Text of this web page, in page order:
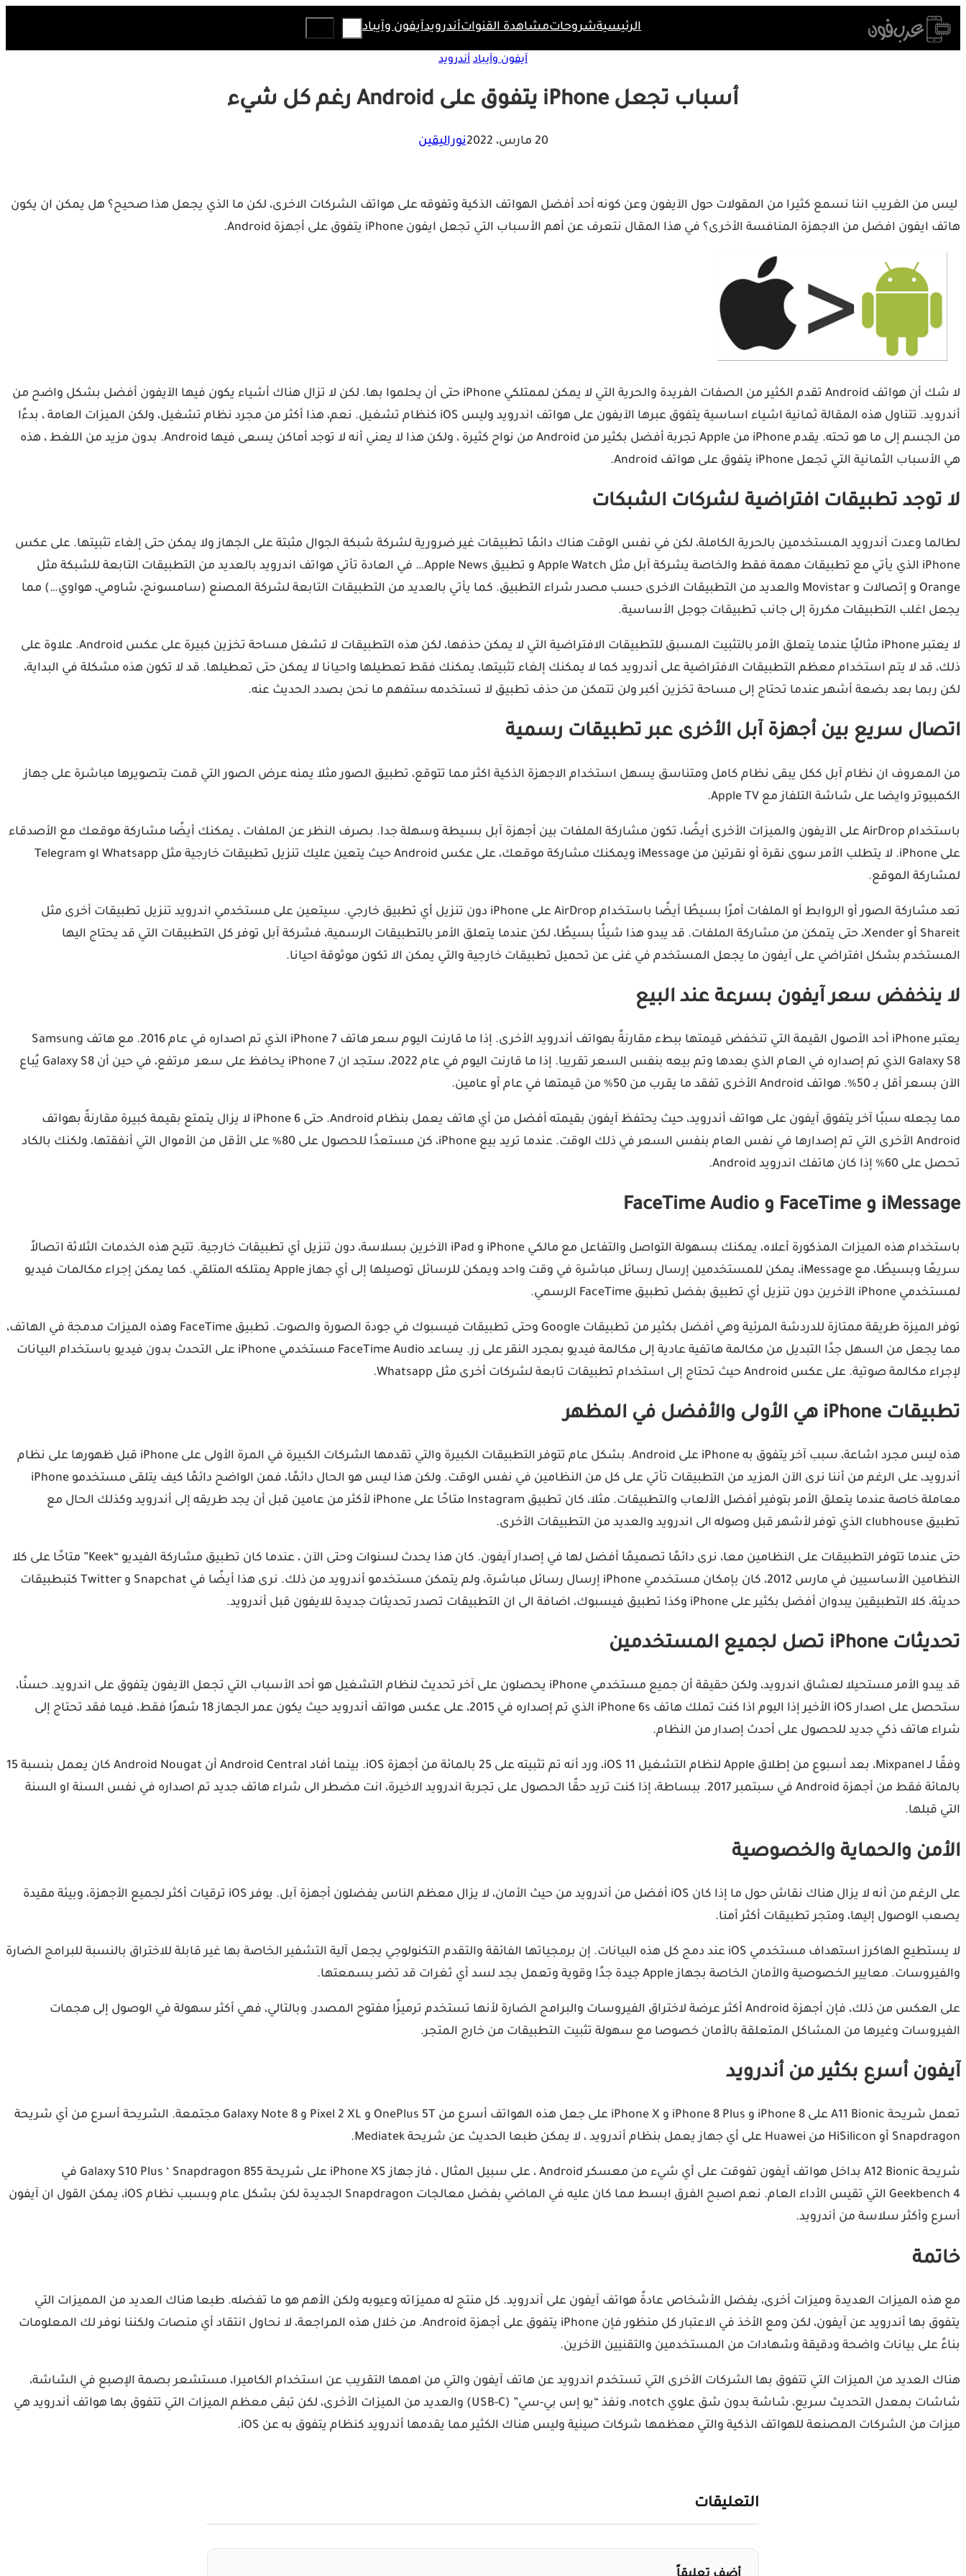
Skip
to
الرئيسيةشروحاتمشاهدة القنواتأندرويدآيفون وآيباد
آيفون وآيباد أندرويد
أسباب تجعل iPhone يتفوق على Android رغم كل شيء
20 مارس، 2022 نوراليقين
ليس من الغريب اننا نسمع كثيرا من المقولات حول الآيفون وعن كونه أحد أفضل الهواتف الذكية وتفوقه على هواتف الشركات الاخرى، لكن ما الذي يجعل هذا صحيح؟ هل يمكن ان يكون
هاتف ايفون افضل من الاجهزة المنافسة الأخرى؟ في هذا المقال نتعرف عن أهم الأسباب التي تجعل ايفون iPhone يتفوق على أجهزة Android.
لا شك أن هواتف Android تقدم الكثير من الصفات الفريدة والحرية التي لا يمكن لممتلكي iPhone حتى أن يحلموا بها. لكن لا تزال هناك أشياء يكون فيها الآيفون أفضل بشكل واضح من
أندرويد. تتناول هذه المقالة ثمانية اشياء اساسية يتفوق عبرها الآيفون على هواتف اندرويد وليس iOS كنظام تشغيل. نعم، هذا أكثر من مجرد نظام تشغيل، ولكن الميزات العامة ، بدءًا
من الجسم إلى ما هو تحته. يقدم iPhone من Apple تجربة أفضل بكثير من Android من نواح كثيرة ، ولكن هذا لا يعني أنه لا توجد أماكن يسعى فيها Android. بدون مزيد من اللغط ، هذه
هي الأسباب الثمانية التي تجعل iPhone يتفوق على هواتف Android.
لا توجد تطبيقات افتراضية لشركات الشبكات
لطالما وعدت أندرويد المستخدمين بالحرية الكاملة، لكن في نفس الوقت هناك دائمًا تطبيقات غير ضرورية لشركة شبكة الجوال مثبتة على الجهاز ولا يمكن حتى إلغاء تثبيتها. على عكس
iPhone الذي يأتي مع تطبيقات مهمة فقط والخاصة يشركة آبل مثل Apple Watch و تطبيق Apple News… في العادة تأتي هواتف اندرويد بالعديد من التطبيقات التابعة للشبكة مثل
Orange و إتصالات و Movistar والعديد من التطبيقات الاخرى حسب مصدر شراء التطبيق. كما يأتي بالعديد من التطبيقات التابعة لشركة المصنع (سامسونج، شاومي، هواوي…) مما
يجعل اغلب التطبيقات مكررة إلى جانب تطبيقات جوجل الأساسية.
لا يعتبر iPhone مثاليًا عندما يتعلق الأمر بالتثبيت المسبق للتطبيقات الافتراضية التي لا يمكن حذفها، لكن هذه التطبيقات لا تشغل مساحة تخزين كبيرة على عكس Android. علاوة على
ذلك، قد لا يتم استخدام معظم التطبيقات الافتراضية على أندرويد كما لا يمكنك إلغاء تثبيتها، يمكنك فقط تعطيلها واحيانا لا يمكن حتى تعطيلها. قد لا تكون هذه مشكلة في البداية،
لكن ربما بعد بضعة أشهر عندما تحتاج إلى مساحة تخزين أكبر ولن تتمكن من حذف تطبيق لا تستخدمه ستفهم ما نحن بصدد الحديث عنه.
اتصال سريع بين أجهزة آبل الأخرى عبر تطبيقات رسمية
من المعروف ان نظام آبل ككل يبقى نظام كامل ومتناسق يسهل استخدام الاجهزة الذكية اكثر مما تتوقع، تطبيق الصور مثلا يمنه عرض الصور التي قمت بتصويرها مباشرة على جهاز
الكمبيوتر وايضا على شاشة التلفاز مع Apple TV.
باستخدام AirDrop على الآيفون والميزات الأخرى أيضًا، تكون مشاركة الملفات بين أجهزة آبل بسيطة وسهلة جدا. بصرف النظر عن الملفات ، يمكنك أيضًا مشاركة موقعك مع الأصدقاء
على iPhone. لا يتطلب الأمر سوى نقرة أو نقرتين من iMessage ويمكنك مشاركة موقعك، على عكس Android حيث يتعين عليك تنزيل تطبيقات خارجية مثل Whatsapp او Telegram
لمشاركة الموقع.
تعد مشاركة الصور أو الروابط أو الملفات أمرًا بسيطًا أيضًا باستخدام AirDrop على iPhone دون تنزيل أي تطبيق خارجي. سيتعين على مستخدمي اندرويد تنزيل تطبيقات أخرى مثل
Shareit أو Xender، حتى يتمكن من مشاركة الملفات. قد يبدو هذا شيئًا بسيطًا، لكن عندما يتعلق الأمر بالتطبيقات الرسمية، فشركة آبل توفر كل التطبيقات التي قد يحتاج اليها
المستخدم بشكل افتراضي على آيفون ما يجعل المستخدم في غنى عن تحميل تطبيقات خارجية والتي يمكن الا تكون موثوقة احيانا.
لا ينخفض سعر آيفون بسرعة عند البيع
يعتبر iPhone أحد الأصول القيمة التي تنخفض قيمتها ببطء مقارنةً بهواتف أندرويد الأخرى. إذا ما قارنت اليوم سعر هاتف iPhone 7 الذي تم اصداره في عام 2016. مع هاتف Samsung
Galaxy S8 الذي تم إصداره في العام الذي بعدها وتم بيعه بنفس السعر تقريبا. إذا ما قارنت اليوم في عام 2022، ستجد ان iPhone 7 يحافظ على سعر مرتفع، في حين أن Galaxy S8 يُباع
الآن بسعر أقل بـ 50٪. هواتف Android الأخرى تفقد ما يقرب من 50٪ من قيمتها في عام أو عامين.
مما يجعله سببًا آخر يتفوق آيفون على هواتف أندرويد، حيث يحتفظ آيفون بقيمته أفضل من أي هاتف يعمل بنظام Android. حتى iPhone 6 لا يزال يتمتع بقيمة كبيرة مقارنةً بهواتف
Android الأخرى التي تم إصدارها في نفس العام بنفس السعر في ذلك الوقت. عندما تريد بيع iPhone، كن مستعدًا للحصول على 80٪ على الأقل من الأموال التي أنفقتها، ولكنك بالكاد
تحصل على 60٪ إذا كان هاتفك اندرويد Android.
iMessage و FaceTime و FaceTime Audio
باستخدام هذه الميزات المذكورة أعلاه، يمكنك بسهولة التواصل والتفاعل مع مالكي iPhone و iPad الآخرين بسلاسة، دون تنزيل أي تطبيقات خارجية. تتيح هذه الخدمات الثلاثة اتصالاً
سريعًا وبسيطًا، مع iMessage، يمكن للمستخدمين إرسال رسائل مباشرة في وقت واحد ويمكن للرسائل توصيلها إلى أي جهاز Apple يمتلكه المتلقي. كما يمكن إجراء مكالمات فيديو
لمستخدمي iPhone الآخرين دون تنزيل أي تطبيق بفضل تطبيق FaceTime الرسمي.
توفر الميزة طريقة ممتازة للدردشة المرئية وهي أفضل بكثير من تطبيقات Google وحتى تطبيقات فيسبوك في جودة الصورة والصوت. تطبيق FaceTime وهذه الميزات مدمجة في الهاتف،
مما يجعل من السهل جدًا التبديل من مكالمة هاتفية عادية إلى مكالمة فيديو بمجرد النقر على زر. يساعد FaceTime Audio مستخدمي iPhone على التحدث بدون فيديو باستخدام البيانات
لإجراء مكالمة صوتية. على عكس Android حيث تحتاج إلى استخدام تطبيقات تابعة لشركات أخرى مثل Whatsapp.
تطبيقات iPhone هي الأولى والأفضل في المظهر
هذه ليس مجرد اشاعة، سبب آخر يتفوق به iPhone على Android. بشكل عام تتوفر التطبيقات الكبيرة والتي تقدمها الشركات الكبيرة في المرة الأولى على iPhone قبل ظهورها على نظام
أندرويد، على الرغم من أننا نرى الآن المزيد من التطبيقات تأتي على كل من النظامين في نفس الوقت. ولكن هذا ليس هو الحال دائمًا، فمن الواضح دائمًا كيف يتلقى مستخدمو iPhone
معاملة خاصة عندما يتعلق الأمر بتوفير أفضل الألعاب والتطبيقات. مثلا، كان تطبيق Instagram متاحًا على iPhone لأكثر من عامين قبل أن يجد طريقه إلى أندرويد وكذلك الحال مع
تطبيق clubhouse الذي توفر لأشهر قبل وصوله الى اندرويد والعديد من التطبيقات الأخرى.
حتى عندما تتوفر التطبيقات على النظامين معا، نرى دائمًا تصميمًا أفضل لها في إصدار آيفون. كان هذا يحدث لسنوات وحتى الآن ، عندما كان تطبيق مشاركة الفيديو “Keek” متاحًا على كلا
النظامين الأساسيين في مارس 2012، كان بإمكان مستخدمي iPhone إرسال رسائل مباشرة، ولم يتمكن مستخدمو أندرويد من ذلك. نرى هذا أيضًا في Snapchat و Twitter كتبطبيقات
حديثة، كلا التطبيقين يبدوان أفضل بكثير على iPhone وكذا تطبيق فيسبوك، اضافة الى ان التطبيقات تصدر تحديثات جديدة للايفون قبل أندرويد.
تحديثات iPhone تصل لجميع المستخدمين
قد يبدو الأمر مستحيلا لعشاق اندرويد، ولكن حقيقة أن جميع مستخدمي iPhone يحصلون على آخر تحديث لنظام التشغيل هو أحد الأسباب التي تجعل الآيفون يتفوق على اندرويد. حسنًا،
ستحصل على اصدار iOS الأخير إذا اليوم اذا كنت تملك هاتف iPhone 6s الذي تم إصداره في 2015، على عكس هواتف أندرويد حيث يكون عمر الجهاز 18 شهرًا فقط، فيما فقد تحتاج إلى
شراء هاتف ذكي جديد للحصول على أحدث إصدار من النظام.
وفقًا لـ Mixpanel، بعد أسبوع من إطلاق Apple لنظام التشغيل iOS 11، ورد أنه تم تثبيته على 25 بالمائة من أجهزة iOS. بينما أفاد Android Central أن Android Nougat كان يعمل بنسبة 15
بالمائة فقط من أجهزة Android في سبتمبر 2017. ببساطة، إذا كنت تريد حقًا الحصول على تجربة اندرويد الاخيرة، انت مضطر الى شراء هاتف جديد تم اصداره في نفس السنة او السنة
التي قبلها.
الأمن والحماية والخصوصية
على الرغم من أنه لا يزال هناك نقاش حول ما إذا كان iOS أفضل من أندرويد من حيث الأمان، لا يزال معظم الناس يفضلون أجهزة آبل. يوفر iOS ترقيات أكثر لجميع الأجهزة، وبيئة مقيدة
يصعب الوصول إليها، ومتجر تطبيقات أكثر أمنا.
لا يستطيع الهاكرز استهداف مستخدمي iOS عند دمج كل هذه البيانات. إن برمجياتها الفائقة والتقدم التكنولوجي يجعل آلية التشفير الخاصة بها غير قابلة للاختراق بالنسبة للبرامج الضارة
والفيروسات. معايير الخصوصية والأمان الخاصة بجهاز Apple جيدة جدًا وقوية وتعمل بجد لسد أي ثغرات قد تضر بسمعتها.
على العكس من ذلك، فإن أجهزة Android أكثر عرضة لاختراق الفيروسات والبرامج الضارة لأنها تستخدم ترميزًا مفتوح المصدر. وبالتالي، فهي أكثر سهولة في الوصول إلى هجمات
الفيروسات وغيرها من المشاكل المتعلقة بالأمان خصوصا مع سهولة تثبيت التطبيقات من خارج المتجر.
آيفون أسرع بكثير من أندرويد
تعمل شريحة A11 Bionic على iPhone 8 و iPhone 8 Plus و iPhone X على جعل هذه الهواتف أسرع من OnePlus 5T و Pixel 2 XL و Galaxy Note 8 مجتمعة. الشريحة أسرع من أي شريحة
Snapdragon أو HiSilicon من Huawei على أي جهاز يعمل بنظام أندرويد ، لا يمكن طبعا الحديث عن شريحة Mediatek.
شريحة A12 Bionic بداخل هواتف آيفون تفوقت على أي شيء من معسكر Android ، على سبيل المثال ، فاز جهاز iPhone XS على شريحة Galaxy S10 Plus ‘ Snapdragon 855 في
Geekbench 4 التي تقيس الأداء العام. نعم اصبح الفرق ابسط مما كان عليه في الماضي بفضل معالجات Snapdragon الجديدة لكن بشكل عام وبسبب نظام iOS، يمكن القول ان آيفون
أسرع وأكثر سلاسة من أندرويد.
خاتمة
مع هذه الميزات العديدة وميزات أخرى، يفضل الأشخاص عادةً هواتف آيفون على آندرويد. كل منتج له مميزاته وعيوبه ولكن الأهم هو ما تفضله. طبعا هناك العديد من المميزات التي
يتفوق بها أندرويد عن آيفون، لكن ومع الأخذ في الاعتبار كل منظور فإن iPhone يتفوق على أجهزة Android. من خلال هذه المراجعة، لا نحاول انتقاد أي منصات ولكننا نوفر لك المعلومات
بناءً على بيانات واضحة ودقيقة وشهادات من المستخدمين والتقنيين الآخرين.
هناك العديد من الميزات التي تتفوق بها الشركات الأخرى التي تستخدم اندرويد عن هاتف آيفون والتي من اهمها التقريب عن استخدام الكاميرا، مستشعر بصمة الإصبع في الشاشة،
شاشات بمعدل التحديث سريع، شاشة بدون شق علوي notch، ونفذ “يو إس بي-سي” (USB-C) والعديد من الميزات الأخرى، لكن تبقى معظم الميزات التي تتفوق بها هواتف أندرويد هي
ميزات من الشركات المصنعة للهواتف الذكية والتي معظمها شركات صينية وليس هناك الكثير مما يقدمها أندرويد كنظام يتفوق به عن iOS.
التعليقات